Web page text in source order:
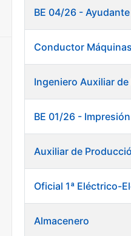
BE 04/26 -
Conductor
Ingeniero Auxiliar
BE 01/26 - Impresión
Auxiliar de
Oficial 1ª Eléctrico-
Almacenero